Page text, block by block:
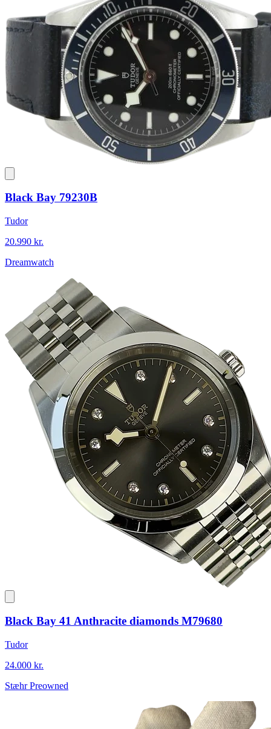
Black Bay 79230B
Tudor
20.990 kr.
Dreamwatch
Black Bay 41 Anthracite diamonds M79680
Tudor
24.000 kr.
Stæhr Preowned